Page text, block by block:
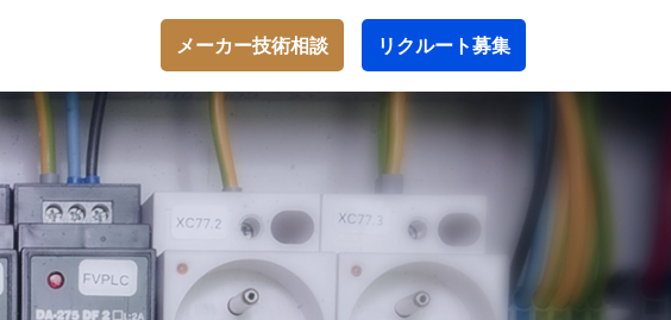
メーカー技術相談 リクルート募集